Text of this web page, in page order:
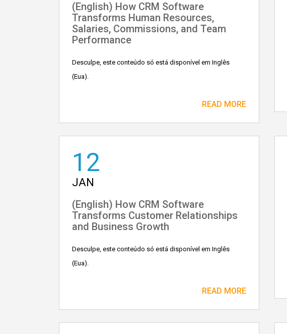
(English) How CRM Software
Transforms Human Resources,
Salaries, Commissions, and Team
Performance
Desculpe, este conteúdo só está disponível em Inglês
(Eua).
READ MORE
12
JAN
(English) How CRM Software
Transforms Customer Relationships
and Business Growth
Desculpe, este conteúdo só está disponível em Inglês
(Eua).
READ MORE